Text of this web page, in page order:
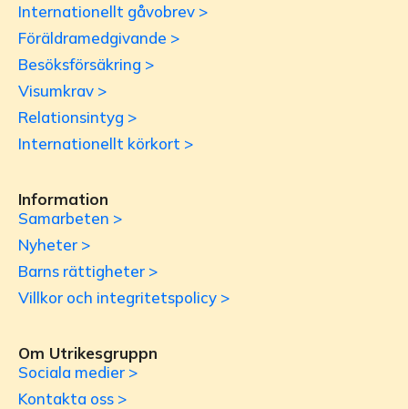
Internationellt gåvobrev >
Föräldramedgivande >
Besöksförsäkring >
Visumkrav >
Relationsintyg >
Internationellt körkort >
Information
Samarbeten >
Nyheter >
Barns rättigheter >
Villkor och integritetspolicy >
Om Utrikesgruppn
Sociala medier >
Kontakta oss >